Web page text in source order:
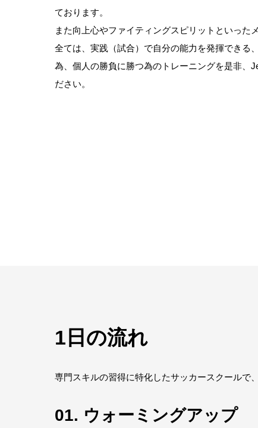
ております。
また向上心やファイティングスピリットといった
全ては、実践（試合）で自分の能力を発揮できる
為、個人の勝負に勝つ為のトレーニングを是非、
ださい。
1日の流れ
専門スキルの習得に特化したサッカースクールで
01. ウォーミングアップ